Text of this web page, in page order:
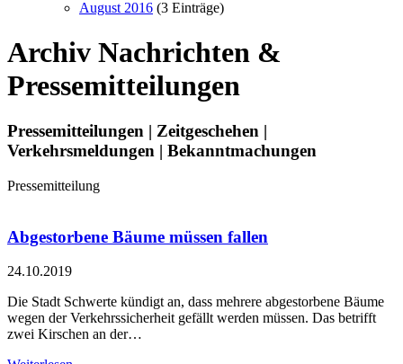
August 2016 (3 Einträge)
Archiv Nachrichten &
Pressemitteilungen
Pressemitteilungen | Zeitgeschehen |
Verkehrsmeldungen | Bekanntmachungen
Pressemitteilung
Abgestorbene Bäume müssen fallen
24.10.2019
Die Stadt Schwerte kündigt an, dass mehrere abgestorbene Bäume
wegen der Verkehrssicherheit gefällt werden müssen. Das betrifft
zwei Kirschen an der…